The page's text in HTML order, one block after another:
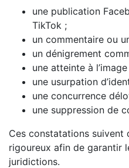
une publication
TikTok ;
un commentaire ou
un dénigrement
une atteinte à
une usurpation
une concurrence
une suppression de
Ces constatations
rigoureux afin de garantir
juridictions.